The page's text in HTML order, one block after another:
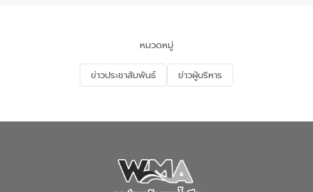
ด้านน้ำของประเทศ และเตรียมความพร้อม
รองรับการเติบโตของเมือง รวมถึงการ
ลงทุนในอุตสาหกรรมแห่งอนาคต ตลอดจน
มุ่งตอบโจทย์ความท้าทายจากวิกฤตการ
ในครั้งนี้เป็นการดึงจุดแข็งและความ
(อจน.) มาผสานกับประสบการณ์และ
เทคโนโลยีโครงข่ายน้ำครบวงจรในพื้นที่ EEC
ของอีสท์ วอเตอร์ เพื่อร่วมกันศึกษา
หมวดหมู่
ข่าวประชาสัมพันธ์ ข่าวผู้บริหาร